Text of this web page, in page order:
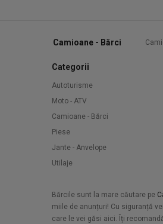
Camioane - Bărci
Categorii
Autoturisme
Moto - ATV
Camioane - Bărci
Piese
Jante - Anvelope
Utilaje
Bărcile sunt la mare căutare pe
miile de anunțuri! Cu siguranță
care le vei găsi aici. Îți